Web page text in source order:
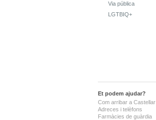
Via pública
LGTBIQ+
Et podem ajudar?
Com arribar a Castellar
Adreces i telèfons
Farmàcies de guàrdia